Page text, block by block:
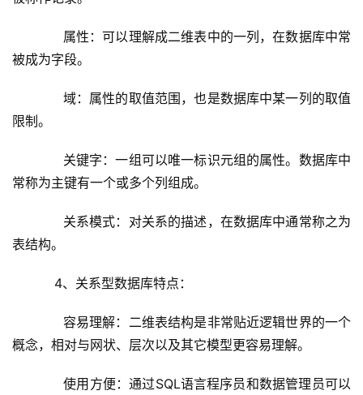
属性：可以理解成二维表中的一列，在数据库中常
被成为字段。
域：属性的取值范围，也是数据库中某一列的取值
限制。
关键字：一组可以唯一标识元组的属性。数据库中
常称为主键有一个或多个列组成。
关系模式：对关系的描述，在数据库中通常称之为
表结构。
4、关系型数据库特点：
容易理解：二维表结构是非常贴近逻辑世界的一个
概念，相对与网状、层次以及其它模型更容易理解。
使用方便：通过SQL语言程序员和数据管理员可以